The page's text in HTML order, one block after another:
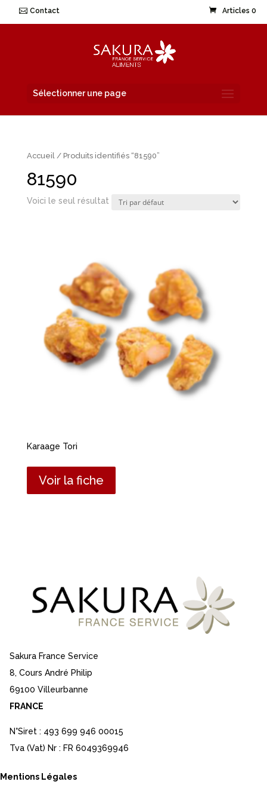
Contact Articles 0
Sélectionner une page
Accueil/ Produits identifiés “81590”
81590
Voici le seul résultat
Karaage Tori
Voir la fiche
Sakura France Service
8, Cours André Philip
69100 Villeurbanne
FRANCE
N°Siret : 493 699 946 00015
Tva (Vat) Nr : FR 6049369946
Mentions Légales